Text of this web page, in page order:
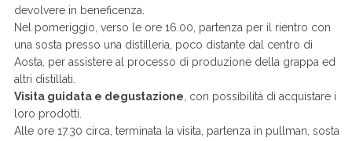
devolvere in beneficenza.
Nel pomeriggio, verso le ore 16.00, partenza per il rientro con
una sosta presso una distilleria, poco distante dal centro di
Aosta, per assistere al processo di produzione della grappa ed
altri distillati.
Visita guidata e degustazione , con possibilità di acquistare i
loro prodotti.
Alle ore 17.30 circa, terminata la visita, partenza in pullman, sosta